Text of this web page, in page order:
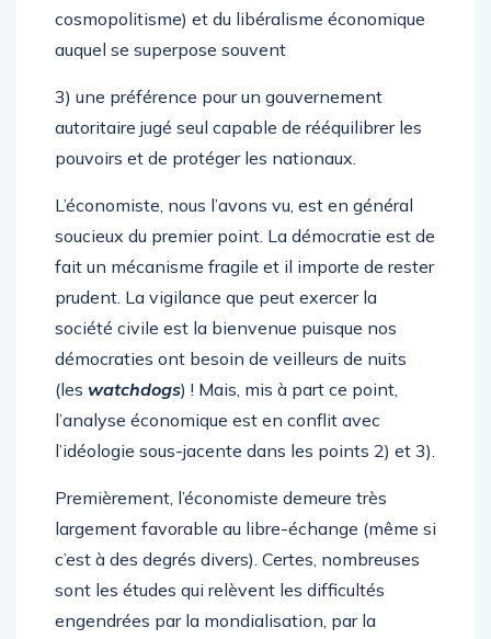
cosmopolitisme) et du libéralisme économique
auquel se superpose souvent
3) une préférence pour un gouvernement
autoritaire jugé seul capable de rééquilibrer les
pouvoirs et de protéger les nationaux.
L’économiste, nous l’avons vu, est en général
soucieux du premier point. La démocratie est de
fait un mécanisme fragile et il importe de rester
prudent. La vigilance que peut exercer la
société civile est la bienvenue puisque nos
démocraties ont besoin de veilleurs de nuits
(les watchdogs) ! Mais, mis à part ce point,
l’analyse économique est en conflit avec
l’idéologie sous-jacente dans les points 2) et 3).
Premièrement, l’économiste demeure très
largement favorable au libre-échange (même si
c’est à des degrés divers). Certes, nombreuses
sont les études qui relèvent les difficultés
engendrées par la mondialisation, par la